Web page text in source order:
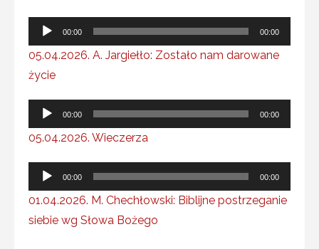
Odtwarzacz
plików
00:00 00:00
05.04.2026. A. Jargiełło: Zostało nam darowane
życie
Odtwarzacz
plików
00:00 00:00
05.04.2026. Wieczerza
Odtwarzacz
plików
00:00 00:00
01.04.2026. M. Chechłowski: Biblijne postrzeganie
siebie wg Słowa Bożego